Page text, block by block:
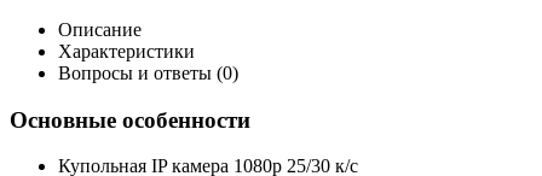
Описание
Характеристики
Вопросы и ответы (0)
Основные особенности
Купольная IP камера 1080p 25/30 к/с